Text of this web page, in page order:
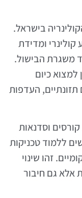
בישראל.
קולינרי ומדידת
משגרת הבישול.
כיום
העדפות
וסדנאות
ללמוד טכניקות
זהו שינוי
אלא גם חיבור